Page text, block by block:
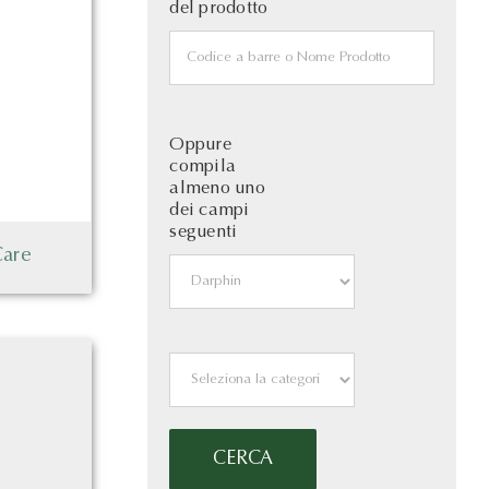
del prodotto
Oppure
compila
almeno uno
dei campi
seguenti